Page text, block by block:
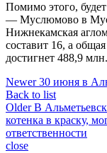
Помимо этого,
— Муслюмово в
Нижнекамская
составит 16, а
достигнет 488,9
Newer 30 июня в
Back to list
Older В
котенка в краску,
ответственности
close